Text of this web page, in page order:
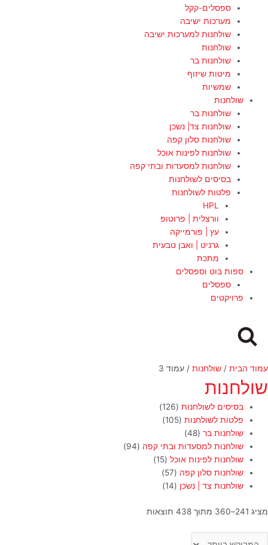
ספסלים-קקל
מערכות ישיבה
שולחנות למערכות ישיבה
שולחנות
שולחנות בר
מיטות שיזוף
שמשיות
שולחנות
שולחנות בר
שולחנות צד| נשכן
שולחנות סלון קפה
שולחנות לפינות אוכל
שולחנות למסעדות ובתי קפה
בסיסים לשולחנות
פלטות לשולחנות
HPL
וורצלית | פרוטופ
עץ | פורמייקה
גרניט | ואבן טבעית
מתכת
ספות בוט וספסלים
ספסלים
פרויקטים
עמוד הבית / שולחנות / עמוד 3
שולחנות
בסיסים לשולחנות (126)
פלטות לשולחנות (105)
שולחנות בר (48)
שולחנות למסעדות ובתי קפה (94)
שולחנות לפינות אוכל (15)
שולחנות סלון קפה (57)
שולחנות צד | נשכן (14)
מציג 241–360 מתוך 438 תוצאות